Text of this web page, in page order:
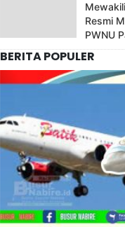
Resmi
PWNU
BERITA POPULER